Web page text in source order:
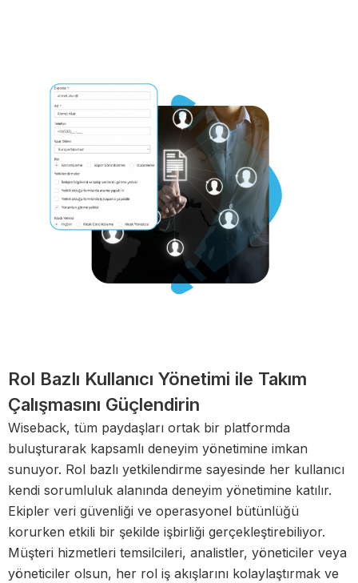
Rol Bazlı Kullanıcı Yönetimi ile Takım
Çalışmasını Güçlendirin
Wiseback, tüm paydaşları ortak bir platformda
buluşturarak kapsamlı deneyim yönetimine imkan
sunuyor. Rol bazlı yetkilendirme sayesinde her kullanıcı
kendi sorumluluk alanında deneyim yönetimine katılır.
Ekipler veri güvenliği ve operasyonel bütünlüğü
korurken etkili bir şekilde işbirliği gerçekleştirebiliyor.
Müşteri hizmetleri temsilcileri, analistler, yöneticiler veya
yöneticiler olsun, her rol iş akışlarını kolaylaştırmak ve